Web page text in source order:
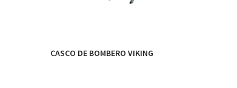
CASCO DE BOMBERO VIKING